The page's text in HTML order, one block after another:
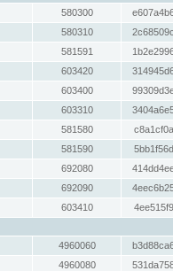
580300
580310
581591
603420
603400
603310
581580
581590
692080
692090
603410
4960060
4960080